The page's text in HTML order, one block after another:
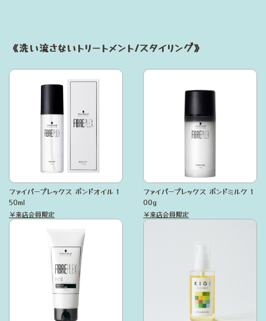
《洗い流さないトリートメント/スタイリング》
ファイバープレックス ボンドオイル 1
50ml
￥来店会員限定
ファイバープレックス ボンドミルク 1
00g
￥来店会員限定